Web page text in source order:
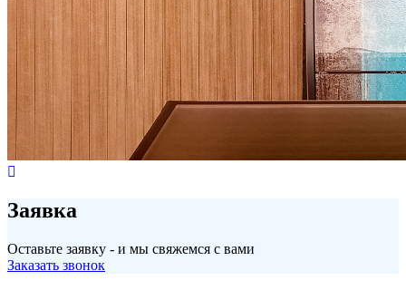
Заявка
Оставьте заявку - и мы свяжемся с вами
Заказать звонок